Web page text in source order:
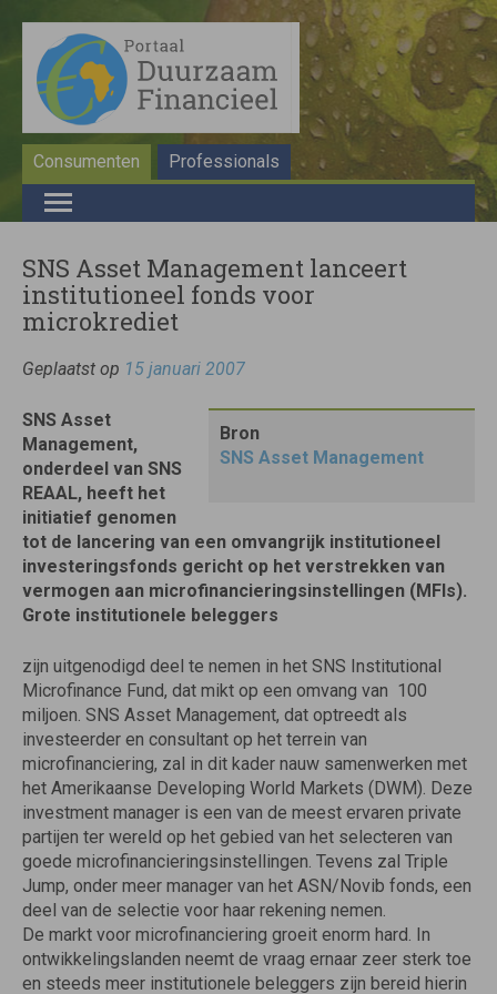
Consumenten Professionals
SNS Asset Management lanceert
institutioneel fonds voor
microkrediet
Geplaatst op 15 januari 2007
Bron
SNS Asset Management
SNS Asset
Management,
onderdeel van SNS
REAAL, heeft het
initiatief genomen
tot de lancering van een omvangrijk institutioneel
investeringsfonds gericht op het verstrekken van
vermogen aan microfinancieringsinstellingen (MFIs).
Grote institutionele beleggers
zijn uitgenodigd deel te nemen in het SNS Institutional
Microfinance Fund, dat mikt op een omvang van  100
miljoen. SNS Asset Management, dat optreedt als
investeerder en consultant op het terrein van
microfinanciering, zal in dit kader nauw samenwerken met
het Amerikaanse Developing World Markets (DWM). Deze
investment manager is een van de meest ervaren private
partijen ter wereld op het gebied van het selecteren van
goede microfinancieringsinstellingen. Tevens zal Triple
Jump, onder meer manager van het ASN/Novib fonds, een
deel van de selectie voor haar rekening nemen.
De markt voor microfinanciering groeit enorm hard. In
ontwikkelingslanden neemt de vraag ernaar zeer sterk toe
en steeds meer institutionele beleggers zijn bereid hierin